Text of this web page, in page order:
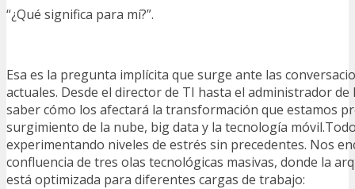
“¿Qué significa para mí?”.
Esa es la pregunta implícita que surge ante las
actuales. Desde el director de TI hasta el administrador
saber cómo los afectará la transformación que estamos
surgimiento de la nube, big data y la tecnología
experimentando niveles de estrés sin precedentes. Nos
confluencia de tres olas tecnológicas masivas, donde la
está optimizada para diferentes cargas de trabajo: